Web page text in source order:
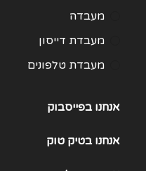
מעבדה
מעבדת דייסון
מעבדת טלפונים
תיקון Huawei
תיקון One Plus
אנחנו בפייסבוק
אנחנו בטיק טוק